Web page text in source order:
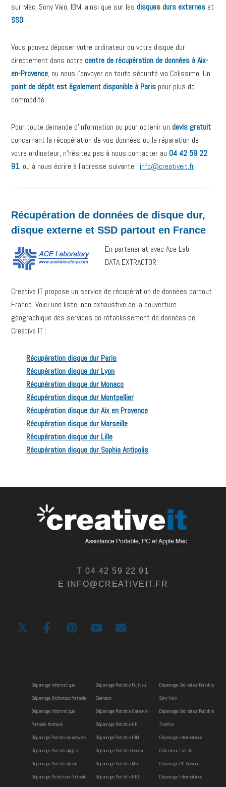
sur Mac, Sony Vaio, IBM, ainsi que sur les disques durs externes et
SSD.
Vous pouvez déposer votre ordinateur ou votre disque dur
directement dans notre centre de récupération de données à Aix-
en-Provence, ou nous l’envoyer en toute sécurité via Colissimo. Un
point de dépôt est également disponible à Paris pour plus de
commodité.
Pour toute demande d’information ou pour obtenir un devis gratuit
concernant la récupération de vos données ou la réparation de
votre ordinateur, n’hésitez pas à nous contacter au 04 42 59 22
91, ou à nous écrire à l’adresse suivante : info@creativeit.fr.
Récupération de données de disque dur,
disque externe et SSD partout en France
En partenariat avec Ace Lab
DATA EXTRACTOR
Creative IT propose un service de récupération de données partout
France. Voici une liste, non exhaustive de la couverture
géographique des services de rétablissement de données de
Creative IT :
Récupération disque dur Paris
Récupération disque dur Lyon
Récupération disque dur Monaco
Récupération disque dur Montpellier
Récupération disque dur Aix en Provence
Récupération disque dur Marseille
Récupération disque dur Lille
Récupération disque dur Sophia Antipolis
T 04 42 59 22 91
E INFO@CREATIVEIT.FR
Dépannage Informatique
Dépannage Ordinateur Portable
Dépannage Informatique
Portable Netbook
Dépannage Portable Alienware
Dépannage Portable Apple
Dépannage Portable Asus
Dépannage Ordinateur Portable
Dépannage Portable Fujitsu
Siemens
Dépannage Portable Gateway
Dépannage Portable HP
Dépannage Portable IBM
Dépannage Portable Lenovo
Dépannage Portable Mac
Dépannage Portable NEC
Dépannage Ordinateur Portable
Sony Vaio
Dépannage Ordinateur Portable
Toshiba
Dépannage Informatique
Ordinateur Tactile
Dépannage PC Serveur
Dépannage Informatique